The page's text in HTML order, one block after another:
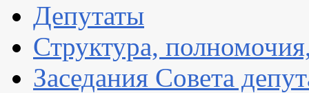
Депутаты
Структура,
Заседания Совета